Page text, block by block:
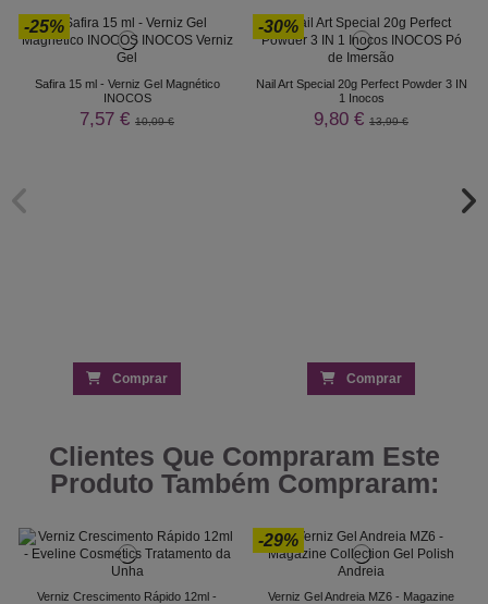
-25%
Safira 15 ml - Verniz Gel Magnético
INOCOS
7,57 € 10,09 €
Comprar
-30%
Nail Art Special 20g Perfect Powder 3 IN
1 Inocos
9,80 € 13,99 €
Comprar
Clientes Que Compraram Este
Produto Também Compraram:
Verniz Crescimento Rápido 12ml -
-29%
Verniz Gel Andreia MZ6 - Magazine